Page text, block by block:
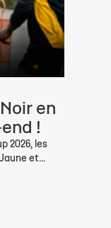
en
!
2026, les
et...